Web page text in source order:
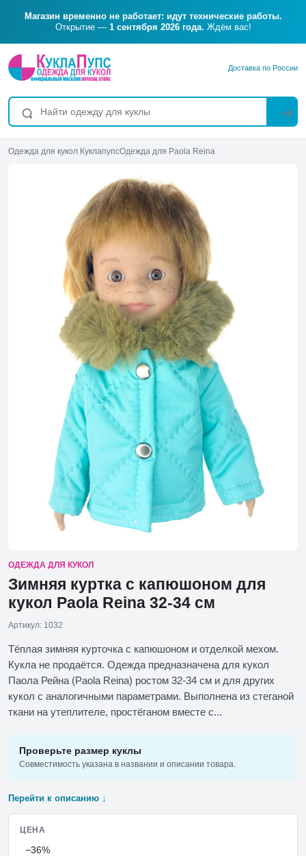
Магазин временно не работает: идут технические работы.
Открытие — 1 сентября 2026 года. Ждём вас!
Доставка по России
Одежда для кукол КуклапупсОдежда для Paola Reina
ОДЕЖДА ДЛЯ КУКОЛ
Зимняя куртка с капюшоном для
кукол Pаоlа Reina 32-34 см
Артикул: 1032
Тёплая зимняя курточка с капюшоном и отделкой мехом.
Кукла не продаётся. Одежда предназначена для кукол
Паола Рейна (Paola Reina) ростом 32-34 см и для других
кукол с аналогичными параметрами. Выполнена из стеганой
ткани на утеплителе, простёганом вместе с...
Проверьте размер куклы
Совместимость указана в названии и описании товара.
Перейти к описанию ↓
ЦЕНА
−36%